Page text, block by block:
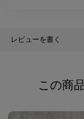
レビューを書く
この商